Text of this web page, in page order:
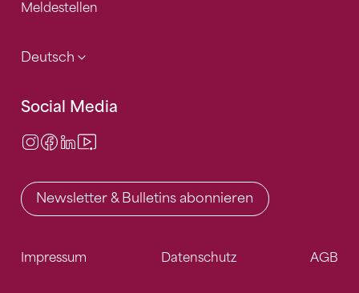
Meldestellen
Deutsch
Social Media
Instagram
Facebook
LinkedIn
Newsletter & Bulletins abonnieren
Impressum Datenschutz AGB